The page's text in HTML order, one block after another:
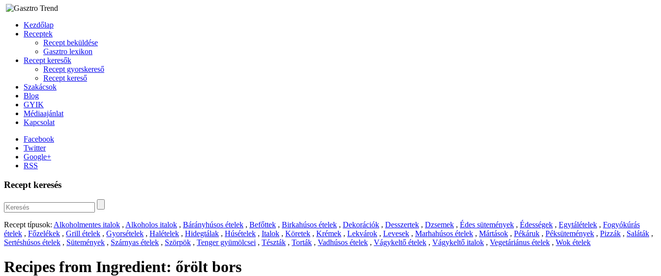
Kezdőlap
Receptek
Recept beküldése
Gasztro lexikon
Recept keresők
Recept gyorskereső
Recept kereső
Szakácsok
Blog
GYIK
Médiaajánlat
Kapcsolat
Facebook
Twitter
Google+
RSS
Recept keresés
Recept típusok: Alkoholmentes italok , Alkoholos italok , Bárányhúsos ételek , Befőttek , Birkahúsos ételek , Dekorációk , Desszertek , Dzsemek , Édes sütemények , Édességek , Egytálételek , Fogyókúrás
ételek , Főzelékek , Grill ételek , Gyorsételek , Halételek , Hidegtálak , Húsételek , Italok , Köretek , Krémek , Lekvárok , Levesek , Marhahúsos ételek , Mártások , Pékáruk , Péksütemények , Pizzák , Saláták ,
Sertéshúsos ételek , Sütemények , Szárnyas ételek , Szörpök , Tenger gyümölcsei , Tészták , Torták , Vadhúsos ételek , Vágykeltő ételek , Vágykeltő italok , Vegetáriánus ételek , Wok ételek
Recipes from Ingredient: őrölt bors